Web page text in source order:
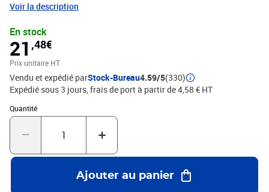
PW), PHOTOS NON CONTRACTUELLES
Voir la description
En stock
21 ,48€
Prix unitaire HT
Vendu et expédié parStock-Bureau4.59/5(330)
Expédié sous 3 jours, frais de port à partir de 4,58 € HT
Quantité
Quantité : 1
Ajouter au panier